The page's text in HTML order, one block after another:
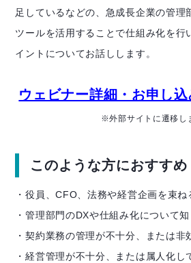
足しているなどの、急成長企業の管理
ツールを活用することで仕組み化を行
イントについてお話しします。
ウェビナー詳細・お申し
※外部サイトに遷移し
このような方におすすめ
・役員、CFO、法務や経営企画を束
・管理部門のDXや仕組み化について
・契約業務の管理が不十分、または非
・経営管理が不十分、または属人化し